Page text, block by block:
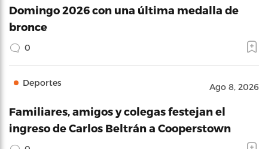
Domingo 2026 con una última medalla de
bronce
0
Deportes Ago 8, 2026
Familiares, amigos y colegas festejan el
ingreso de Carlos Beltrán a Cooperstown